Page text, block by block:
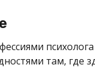
там,